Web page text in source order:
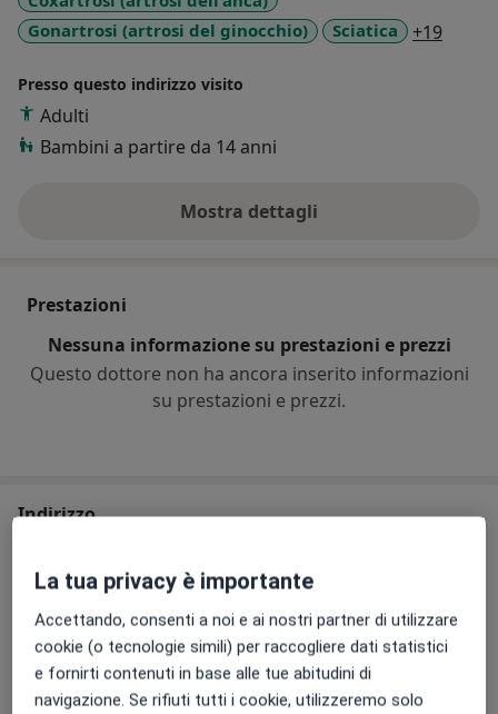
Gonartrosi (artrosi del ginocchio)
Sciatica +19
Presso questo indirizzo visito
Adulti
Bambini a partire da 14 anni
Mostra dettagli
sull'esperienza
Prestazioni
Nessuna informazione su prestazioni e prezzi
Questo dottore non ha ancora inserito informazioni
su prestazioni e prezzi.
Indirizzo
Ambulatorio medico Nest
Via Cesare Battisti 20/2, San Colombano al Lambro
20078
Vedi mappasi apre in una nuova scheda
La tua privacy è importante
Accettando, consenti a noi e ai nostri partner di utilizzare
cookie (o tecnologie simili) per raccogliere dati statistici
e fornirti contenuti in base alle tue abitudini di
navigazione. Se rifiuti tutti i cookie, utilizzeremo solo